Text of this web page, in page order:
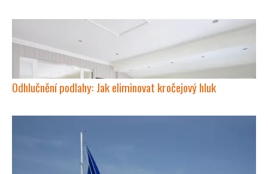
Odhlučnění podlahy: Jak eliminovat kročejový hluk